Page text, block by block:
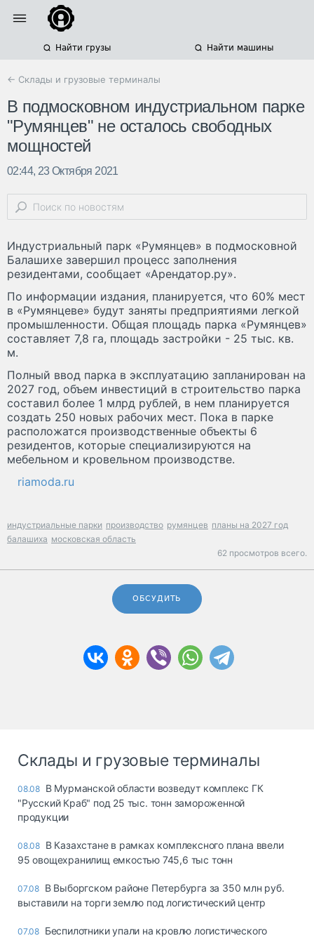
Найти грузы Найти машины
← Склады и грузовые терминалы
В подмосковном индустриальном парке
"Румянцев" не осталось свободных
мощностей
02:44, 23 Октября 2021
Индустриальный парк «Румянцев» в подмосковной
Балашихе завершил процесс заполнения
резидентами, сообщает «Арендатор.ру».
По информации издания, планируется, что 60% мест
в «Румянцеве» будут заняты предприятиями легкой
промышленности. Общая площадь парка «Румянцев»
составляет 7,8 га, площадь застройки - 25 тыс. кв.
м.
Полный ввод парка в эксплуатацию запланирован на
2027 год, объем инвестиций в строительство парка
составил более 1 млрд рублей, в нем планируется
создать 250 новых рабочих мест. Пока в парке
расположатся производственные объекты 6
резидентов, которые специализируются на
мебельном и кровельном производстве.
riamoda.ru
индустриальные парки производство румянцев планы на 2027 год
балашиха московская область
62 просмотров всего.
ОБСУДИТЬ
Склады и грузовые терминалы
08.08 В Мурманской области возведут комплекс ГК
"Русский Краб" под 25 тыс. тонн замороженной
продукции
08.08 В Казахстане в рамках комплексного плана ввели
95 овощехранилищ емкостью 745,6 тыс тонн
07.08 В Выборгском районе Петербурга за 350 млн руб.
выставили на торги землю под логистический центр
07.08 Беспилотники упали на кровлю логистического